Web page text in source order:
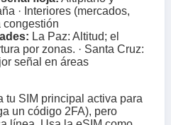
· Interiores (mercados,
congestión
La Paz: Altitud; el
por zonas. · Santa Cruz:
señal en áreas
tu SIM principal activa para
un código 2FA), pero